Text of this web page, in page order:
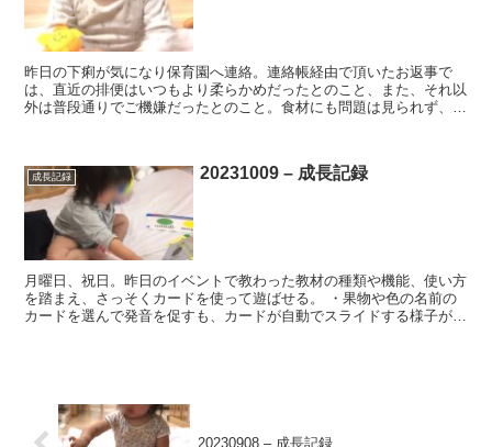
昨日の下痢が気になり保育園へ連絡。連絡帳経由で頂いたお返事で
は、直近の排便はいつもより柔らかめだったとのこと、また、それ以
外は普段通りでご機嫌だったとのこと。食材にも問題は見られず、引
成長記録 20231009 – 成長記録
月曜日、祝日。昨日のイベントで教わった教材の種類や機能、使い方
を踏まえ、さっそくカードを使って遊ばせる。 ・果物や色の名前の
カードを選んで発音を促すも、カードが自動でスライドする様子がい
20230908 – 成長記録